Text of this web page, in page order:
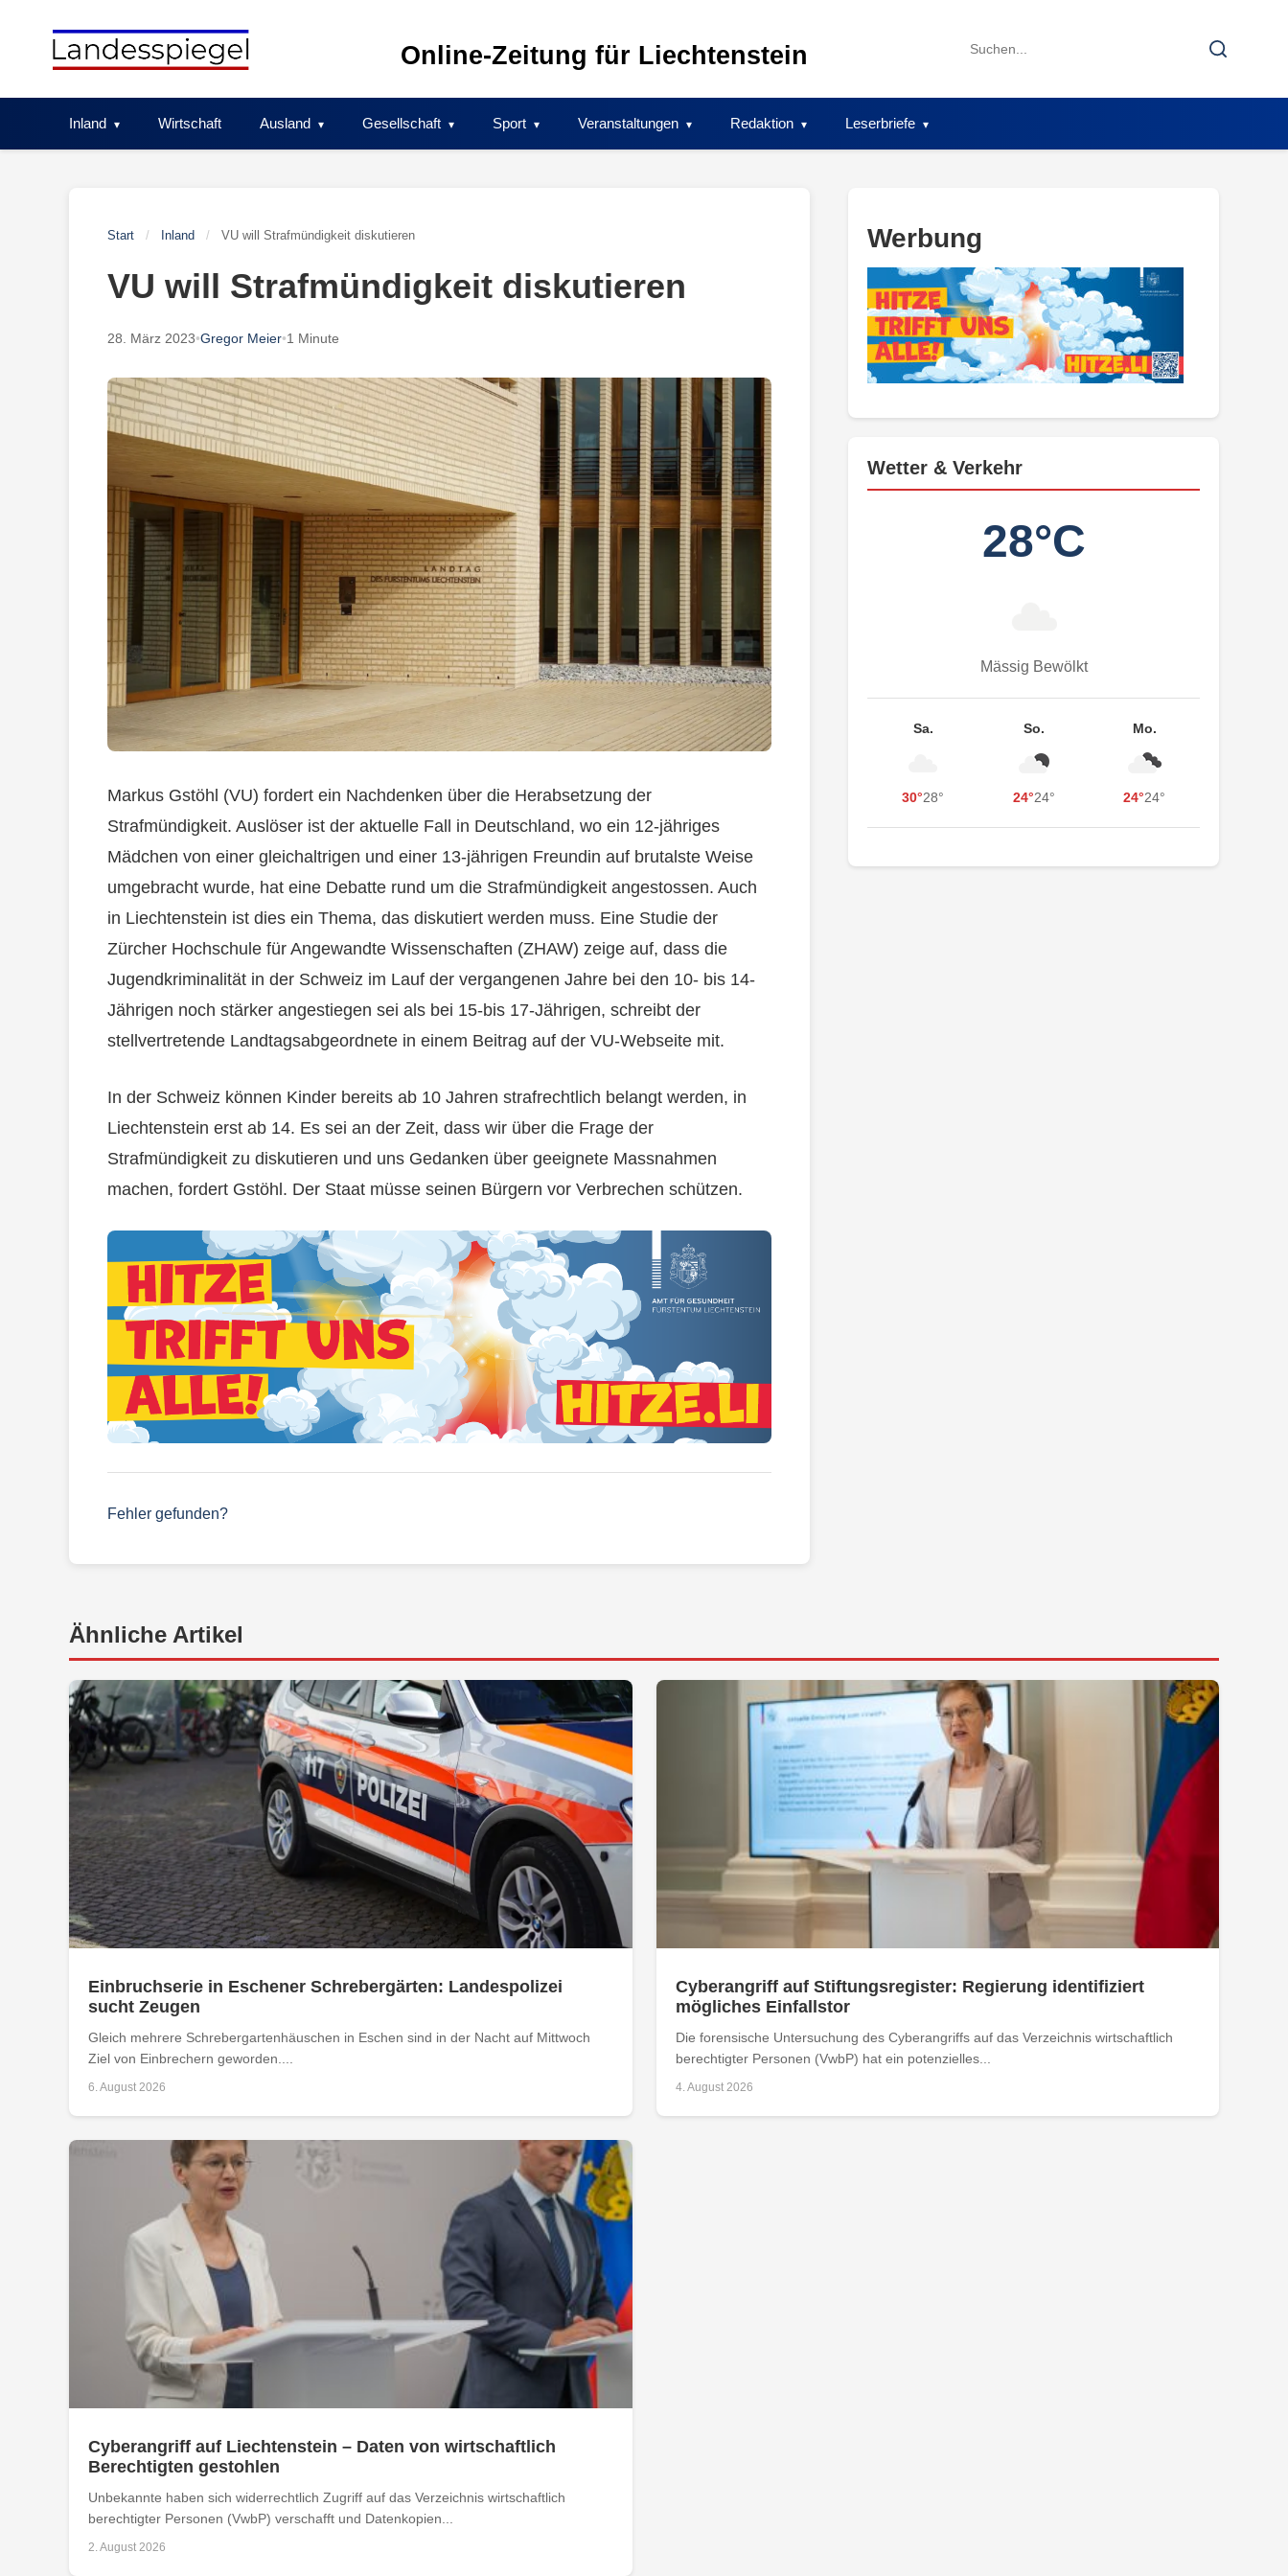
Online-Zeitung für Liechtenstein
Search
Search
Inland Wirtschaft Ausland Gesellschaft Sport Veranstaltungen Redaktion Leserbriefe
Start / Inland / VU will Strafmündigkeit diskutieren
VU will Strafmündigkeit diskutieren
28. März 2023•Gregor Meier•1 Minute
Markus Gstöhl (VU) fordert ein Nachdenken über die Herabsetzung der
Strafmündigkeit. Auslöser ist der aktuelle Fall in Deutschland, wo ein 12-jähriges
Mädchen von einer gleichaltrigen und einer 13-jährigen Freundin auf brutalste Weise
umgebracht wurde, hat eine Debatte rund um die Strafmündigkeit angestossen. Auch
in Liechtenstein ist dies ein Thema, das diskutiert werden muss. Eine Studie der
Zürcher Hochschule für Angewandte Wissenschaften (ZHAW) zeige auf, dass die
Jugendkriminalität in der Schweiz im Lauf der vergangenen Jahre bei den 10- bis 14-
Jährigen noch stärker angestiegen sei als bei 15-bis 17-Jährigen, schreibt der
stellvertretende Landtagsabgeordnete in einem Beitrag auf der VU-Webseite mit.
In der Schweiz können Kinder bereits ab 10 Jahren strafrechtlich belangt werden, in
Liechtenstein erst ab 14. Es sei an der Zeit, dass wir über die Frage der
Strafmündigkeit zu diskutieren und uns Gedanken über geeignete Massnahmen
machen, fordert Gstöhl. Der Staat müsse seinen Bürgern vor Verbrechen schützen.
Fehler gefunden?
Werbung
Wetter & Verkehr
28°C
Mässig Bewölkt
Sa.
30°28°
So.
24°24°
Mo.
24°24°
Ähnliche Artikel
Einbruchserie in Eschener Schrebergärten: Landespolizei
sucht Zeugen
Gleich mehrere Schrebergartenhäuschen in Eschen sind in der Nacht auf Mittwoch
Ziel von Einbrechern geworden....
6. August 2026
Cyberangriff auf Stiftungsregister: Regierung identifiziert
mögliches Einfallstor
Die forensische Untersuchung des Cyberangriffs auf das Verzeichnis wirtschaftlich
berechtigter Personen (VwbP) hat ein potenzielles...
4. August 2026
Cyberangriff auf Liechtenstein – Daten von wirtschaftlich
Berechtigten gestohlen
Unbekannte haben sich widerrechtlich Zugriff auf das Verzeichnis wirtschaftlich
berechtigter Personen (VwbP) verschafft und Datenkopien...
2. August 2026